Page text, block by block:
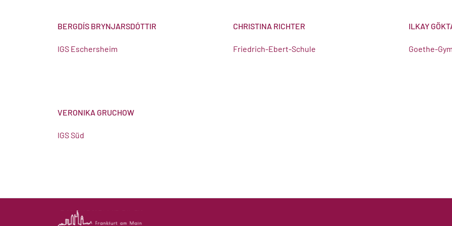
BERGDÍS BRYNJARSDÓTTIR
IGS Eschersheim
CHRISTINA RICHTER
Friedrich-Ebert-Schule
ILKAY
Goethe-
VERONIKA GRUCHOW
IGS Süd